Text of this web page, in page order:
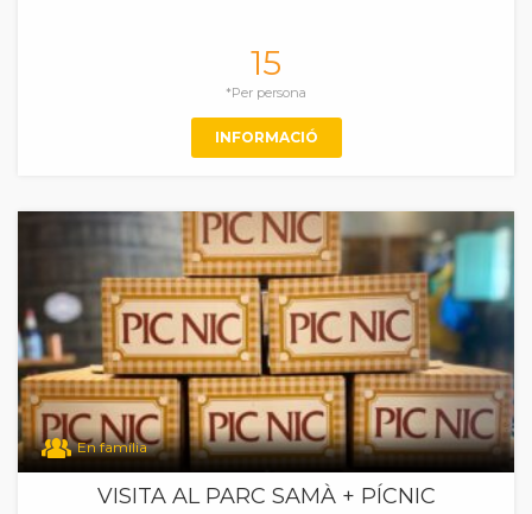
15
*Per persona
INFORMACIÓ
En família
VISITA AL PARC SAMÀ + PÍCNIC